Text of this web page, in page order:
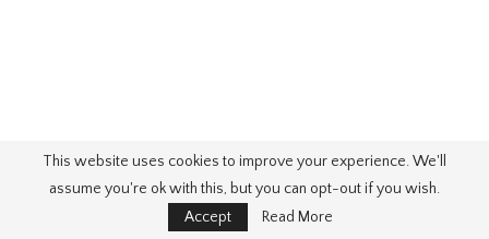
This website uses cookies to improve your experience. We'll
assume you're ok with this, but you can opt-out if you wish.
Accept
Read More